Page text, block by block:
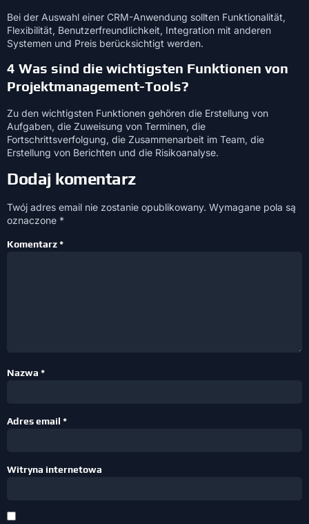
Bei der Auswahl einer CRM-Anwendung sollten Funktionalität,
Flexibilität, Benutzerfreundlichkeit, Integration mit anderen
Systemen und Preis berücksichtigt werden.
4 Was sind die wichtigsten Funktionen von
Projektmanagement-Tools?
Zu den wichtigsten Funktionen gehören die Erstellung von
Aufgaben, die Zuweisung von Terminen, die
Fortschrittsverfolgung, die Zusammenarbeit im Team, die
Erstellung von Berichten und die Risikoanalyse.
Dodaj komentarz
Twój adres email nie zostanie opublikowany. Wymagane pola są
oznaczone *
Komentarz*
Nazwa *
Adres email *
Witryna internetowa